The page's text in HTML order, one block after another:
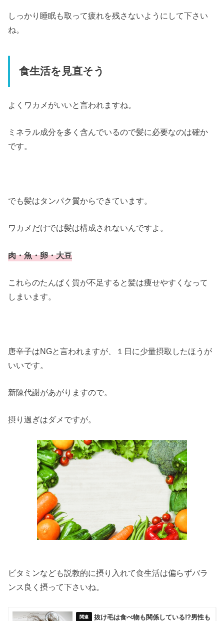
しっかり睡眠も取って疲れを残さないようにして下さい
ね。
食生活を見直そう
よくワカメがいいと言われますね。
ミネラル成分を多く含んでいるので髪に必要なのは確か
です。
でも髪はタンパク質からできています。
ワカメだけでは髪は構成されないんですよ。
肉・魚・卵・大豆
これらのたんぱく質が不足すると髪は痩せやすくなって
しまいます。
唐辛子はNGと言われますが、１日に少量摂取したほうが
いいです。
新陳代謝があがりますので。
摂り過ぎはダメですが。
ビタミンなども説教的に摂り入れて食生活は偏らずバラ
ンス良く摂って下さいね。
抜け毛は食べ物も関係している!?男性も